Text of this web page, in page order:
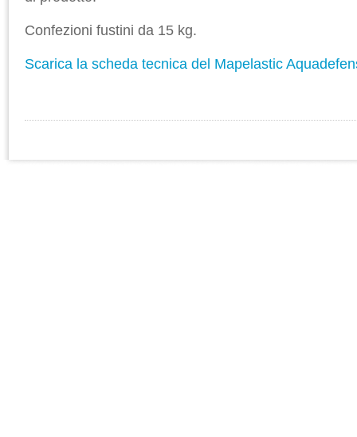
Confezioni fustini da 15 kg.
Scarica la scheda tecnica del Mapelastic